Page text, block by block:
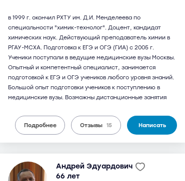
в 1999 г. окончил РХТУ им. Д.И. Менделеева по
специальности "химик-технолог". Доцент, кандидат
химических наук. Действующий преподаватель химии в
РГАУ-МСХА. Подготовка к ЕГЭ и ОГЭ (ГИА) с 2005 г.
Ученики поступали в ведущие медицинские вузы Москвы.
Опытный и компетентный специалист, занимается
подготовкой к ЕГЭ и ОГЭ учеников любого уровня знаний.
Большой опыт подготовки учеников к поступлению в
медицинские вузы. Возможны дистанционные занятия
Подробнее Отзывы 15 Написать
Андрей Эдуардович
66 лет